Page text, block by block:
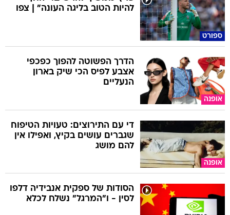
ספורט
להיות הטוב בליגה העונה" | צפו
אופנה
הדרך הפשוטה להפוך כפכפי
אצבע לפיס הכי שיק בארון
הנעליים
אופנה
די עם התירוצים: טעויות הטיפוח
שגברים עושים בקיץ, ואפילו אין
להם מושג
הסודות של ספקית אנבידיה דלפו
לסין - ו"המרגל" נשלח לכלא